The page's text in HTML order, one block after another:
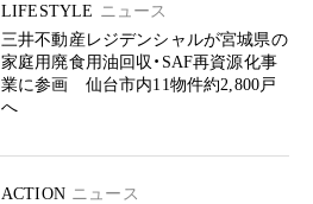
LIFESTYLE
ニュース
三井不動産レジデンシャルが宮城県の
家庭用廃食用油回収・SAF再資源化事
業に参画 仙台市内11物件約2,800戸
へ
ACTION ニュース